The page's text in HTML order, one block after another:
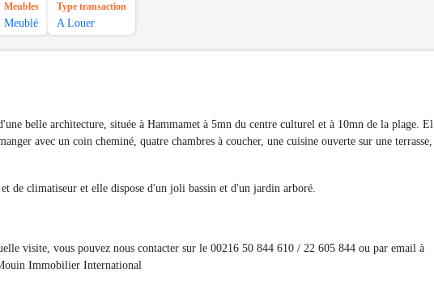
Meubles
Meublé
Type transaction
A Louer
belle architecture, située à Hammamet à 5mn du centre culturel et à 10mn de la plage. El
avec un coin cheminé, quatre chambres à coucher, une cuisine ouverte sur une terrasse,
de climatiseur et elle dispose d'un joli bassin et d'un jardin arboré.
visite, vous pouvez nous contacter sur le 00216 50 844 610 / 22 605 844 ou par email à
Immobilier International